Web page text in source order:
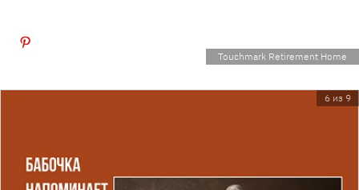
Touchmark Retirement Home
6 из 9